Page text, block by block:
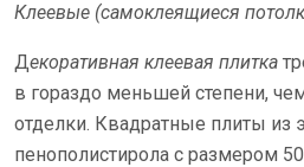
Клеевые (самоклеящиеся
Декоративная клеевая плитка
в гораздо меньшей степени,
отделки. Квадратные плиты из
пенополистирола с размером